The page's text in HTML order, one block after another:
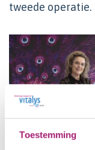
Toestemming
tweede operatie.